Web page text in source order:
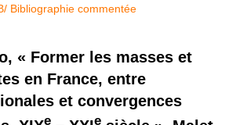
« Former les masses et
en France, entre
et convergences
e e